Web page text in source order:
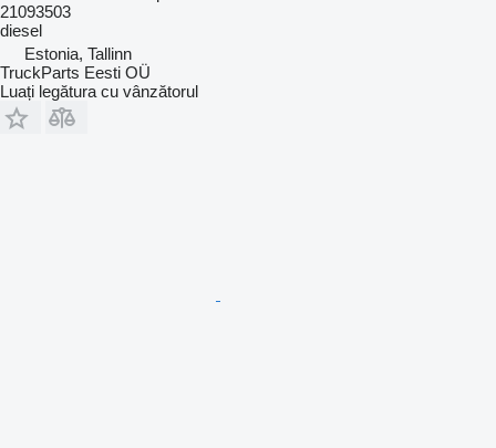
21093503
diesel
Estonia, Tallinn
TruckParts Eesti OÜ
Luați legătura cu vânzătorul